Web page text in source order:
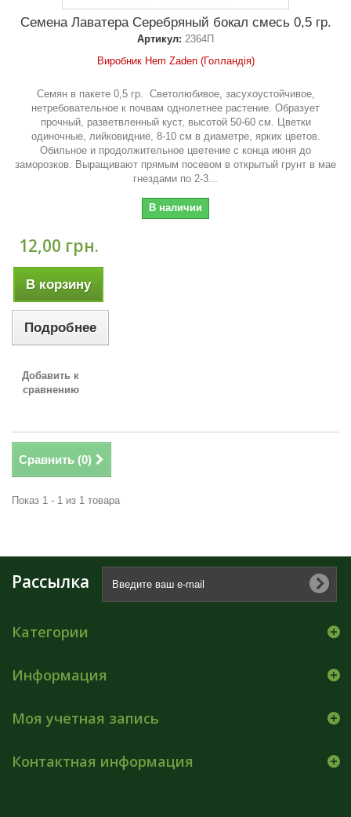
Семена Лаватера Серебряный бокал смесь 0,5 гр.
Артикул: 2364П
Виробник Hem Zaden (Голландія)
Семян в пакете 0,5 гр. Светолюбивое, засухоустойчивое,
нетребовательное к почвам однолетнее растение. Образует
прочный, разветвленный куст, высотой 50-60 см. Цветки
одиночные, лийковидние, 8-10 см в диаметре, ярких цветов.
Обильное и продолжительное цветение с конца июня до
заморозков. Выращивают прямым посевом в открытый грунт в мае
гнездами по 2-3...
В наличии
12,00 грн.
В корзину
Подробнее
Добавить к
сравнению
Сравнить (0)
Показ 1 - 1 из 1 товара
Рассылка
Категории
Информация
Моя учетная запись
Контактная информация